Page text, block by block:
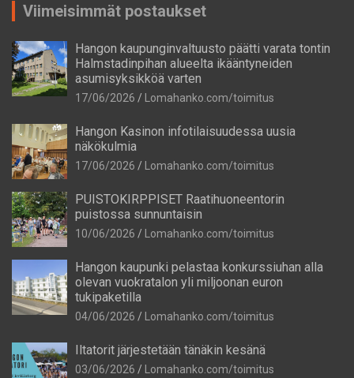
Viimeisimmät postaukset
Hangon kaupunginvaltuusto päätti varata tontin
Halmstadinpihan alueelta ikääntyneiden
asumisyksikköä varten
17/06/2026 Lomahanko.com/toimitus
Hangon Kasinon infotilaisuudessa uusia
näkökulmia
17/06/2026 Lomahanko.com/toimitus
PUISTOKIRPPISET Raatihuoneentorin
puistossa sunnuntaisin
10/06/2026 Lomahanko.com/toimitus
Hangon kaupunki pelastaa konkurssiuhan alla
olevan vuokratalon yli miljoonan euron
tukipaketilla
04/06/2026 Lomahanko.com/toimitus
Iltatorit järjestetään tänäkin kesänä
03/06/2026 Lomahanko.com/toimitus